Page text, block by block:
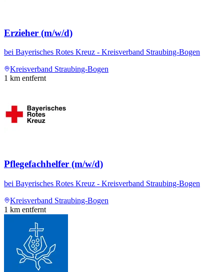
Erzieher (m/w/d)
bei Bayerisches Rotes Kreuz - Kreisverband Straubing-Bogen
Kreisverband Straubing-Bogen
1 km entfernt
Pflegefachhelfer (m/w/d)
bei Bayerisches Rotes Kreuz - Kreisverband Straubing-Bogen
Kreisverband Straubing-Bogen
1 km entfernt